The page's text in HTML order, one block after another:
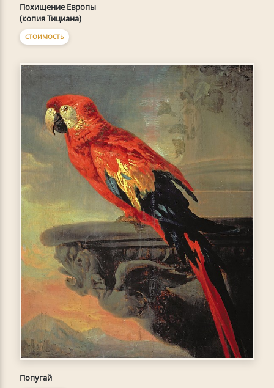
Похищение Европы
(копия Тициана)
СТОИМОСТЬ
Попугай